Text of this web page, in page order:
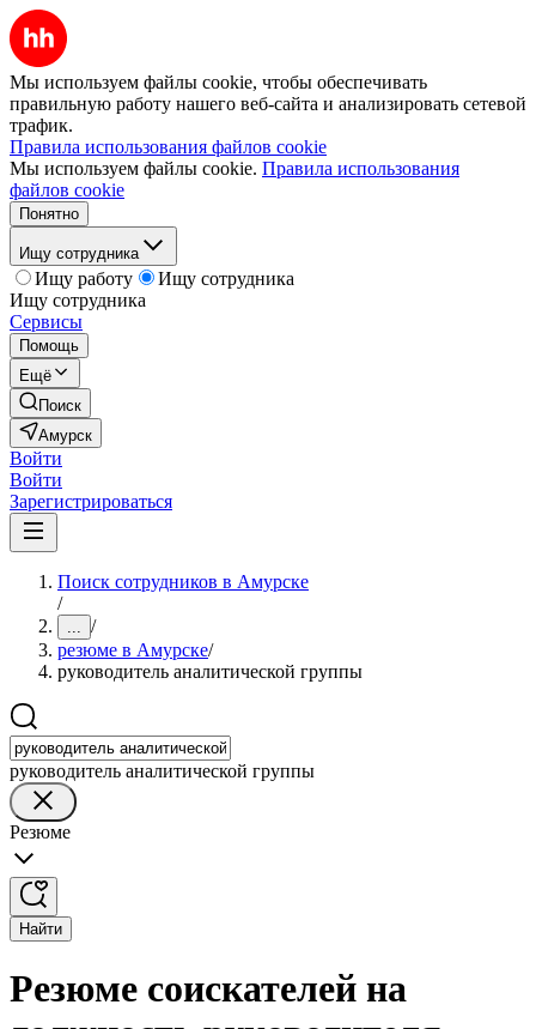
Мы используем файлы cookie, чтобы обеспечивать
правильную работу нашего веб-сайта и анализировать сетевой
трафик.
Правила использования файлов cookie
Мы используем файлы cookie. Правила использования
файлов cookie
Понятно
Ищу сотрудника
Ищу работу
Ищу сотрудника
Ищу сотрудника
Сервисы
Помощь
Ещё
Поиск
Амурск
Войти
Войти
Зарегистрироваться
Поиск сотрудников в Амурске
/
... /
резюме в Амурске/
руководитель аналитической группы
руководитель аналитической группы
Резюме
Найти
Резюме соискателей на